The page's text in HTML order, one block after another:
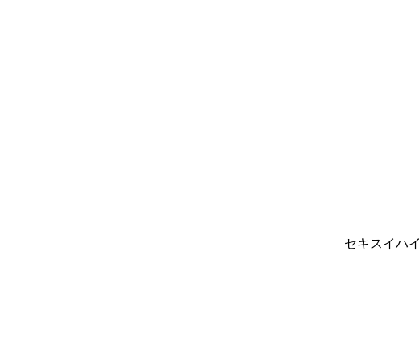
■屋根の下で作る
■楽しく家づく
■家づくりの工程
セキスイハイムにご興味
スタッフ一同こころよ